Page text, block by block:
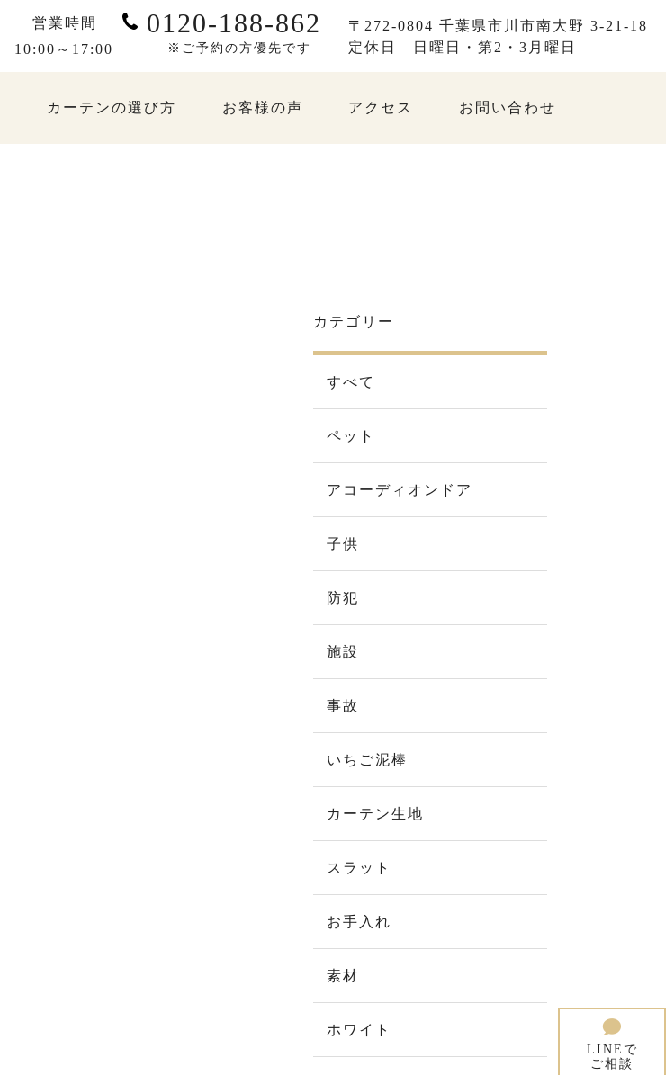
営業時間
10:00～17:00
0120-188-862
※ご予約の方優先です
〒272-0804 千葉県市川市南大野 3-21-18
定休日
日曜日・第2・3月曜日
カーテンの選び方 お客様の声 アクセス お問い合わせ
LINEで
ご相談
カテゴリー
すべて
ペット
アコーディオンドア
子供
防犯
施設
事故
いちご泥棒
カーテン生地
スラット
お手入れ
素材
ホワイト